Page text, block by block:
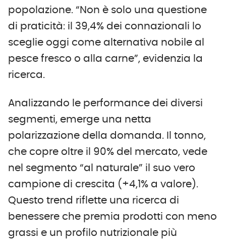
popolazione. “Non è solo una questione
di praticità: il 39,4% dei connazionali lo
sceglie oggi come alternativa nobile al
pesce fresco o alla carne”, evidenzia la
ricerca.
Analizzando le performance dei diversi
segmenti, emerge una netta
polarizzazione della domanda. Il tonno,
che copre oltre il 90% del mercato, vede
nel segmento “al naturale” il suo vero
campione di crescita (+4,1% a valore).
Questo trend riflette una ricerca di
benessere che premia prodotti con meno
grassi e un profilo nutrizionale più